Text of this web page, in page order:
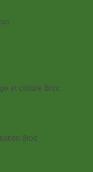
et clôture Broc
Broc